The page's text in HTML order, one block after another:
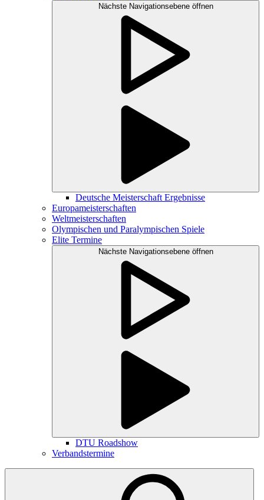
Nächste Navigationsebene öffnen
Deutsche Meisterschaft Ergebnisse
Europameisterschaften
Weltmeisterschaften
Olympischen und Paralympischen Spiele
Elite Termine
Nächste Navigationsebene öffnen
DTU Roadshow
Verbandstermine